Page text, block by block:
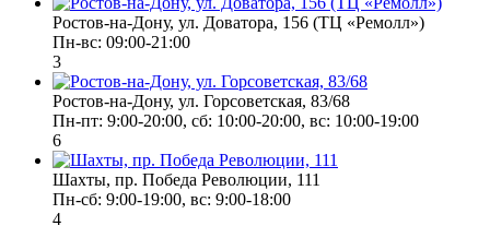
Ростов-на-Дону, ул. Доватора, 156 (ТЦ «Ремолл»)
Пн-вс: 09:00-21:00
3
Ростов-на-Дону, ул. Горсоветская, 83/68
Пн-пт: 9:00-20:00, сб: 10:00-20:00, вс: 10:00-19:00
6
Шахты, пр. Победа Революции, 111
Пн-сб: 9:00-19:00, вс: 9:00-18:00
4